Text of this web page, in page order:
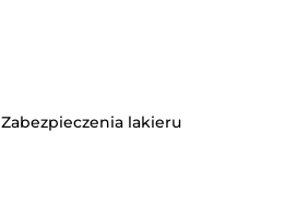
Zabezpieczenia lakieru